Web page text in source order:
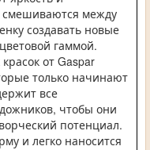
смешиваются между
создавать новые
гаммой.
от Gaspar
только начинают
все
чтобы они
потенциал.
и легко наносится